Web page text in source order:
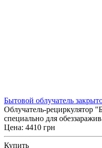
Бытовой облучатель
Облучатель-рециркулятор
специально для
Цена: 4410 грн
Купить